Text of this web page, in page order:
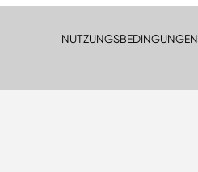
NUTZUNGSBEDINGUNGEN